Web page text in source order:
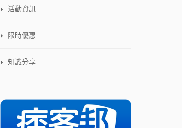
活動資訊
限時優惠
知識分享